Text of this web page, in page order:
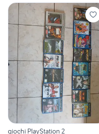
giochi PlayStation 2